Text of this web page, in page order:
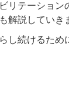
リテーショ
解説していき
し続けるため